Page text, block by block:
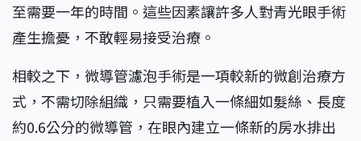
至需要一年的時間。這些因素讓許多人對青光眼手術
產生擔憂，不敢輕易接受治療。
相較之下，微導管濾泡手術是一項較新的微創治療方
式，不需切除組織，只需要植入一條細如髮絲、長度
約0.6公分的微導管，在眼內建立一條新的房水排出